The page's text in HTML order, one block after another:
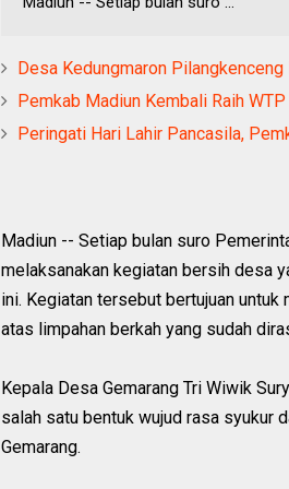
Desa Kedungmaron
Pemkab Madiun Kembali Raih
Peringati Hari Lahir Pancasila,
‎Madiun -- Setiap bulan suro
melaksanakan kegiatan bersih desa
ini. Kegiatan tersebut bertujuan
atas limpahan berkah yang sudah
‎Kepala Desa Gemarang Tri Wiwik
salah satu bentuk wujud rasa syukur
Gemarang.